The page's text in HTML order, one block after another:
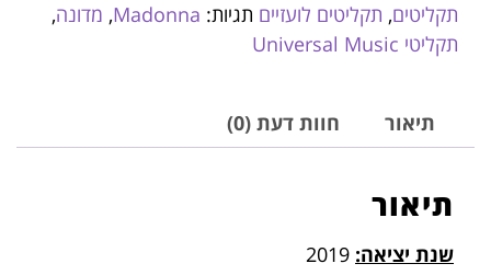
תקליטים, תקליטים לועזיים תגיות: Madonna
, מדונה,
תקליטי Universal Music
תיאור חוות דעת (0)
תיאור
שנת יציאה: